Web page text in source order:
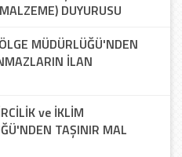
DUYURUSU
MÜDÜRLÜĞÜ'NDEN
İLAN
ve İKLİM
TAŞINIR MAL